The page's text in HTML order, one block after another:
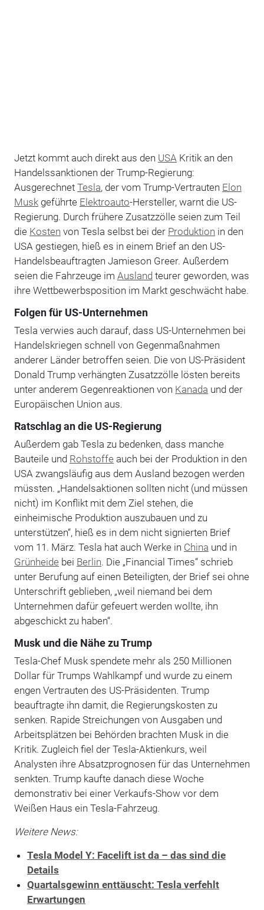
Jetzt kommt auch direkt aus den USA Kritik an den
Handelssanktionen der Trump-Regierung:
Ausgerechnet Tesla, der vom Trump-Vertrauten Elon
Muskgeführte Elektroauto-Hersteller, warnt die US-
Regierung. Durch frühere Zusatzzölle seien zum Teil
die Kosten von Tesla selbst bei der Produktion in den
USA gestiegen, hieß es in einem Brief an den US-
Handelsbeauftragten Jamieson Greer. Außerdem
seien die Fahrzeuge im Ausland teurer geworden, was
ihre Wettbewerbsposition im Markt geschwächt habe.
Folgen für US-Unternehmen
Tesla verwies auch darauf, dass US-Unternehmen bei
Handelskriegen schnell von Gegenmaßnahmen
anderer Länder betroffen seien. Die von US-Präsident
Donald Trump verhängten Zusatzzölle lösten bereits
unter anderem Gegenreaktionen von Kanada und der
Europäischen Union aus.
Ratschlag an die US-Regierung
Außerdem gab Tesla zu bedenken, dass manche
Bauteile und Rohstoffe auch bei der Produktion in den
USA zwangsläufig aus dem Ausland bezogen werden
müssten. „Handelsaktionen sollten nicht (und müssen
nicht) im Konflikt mit dem Ziel stehen, die
einheimische Produktion auszubauen und zu
unterstützen“, hieß es in dem nicht signierten Brief
vom 11. März. Tesla hat auch Werke in China und in
Grünheide bei Berlin. Die „Financial Times“ schrieb
unter Berufung auf einen Beteiligten, der Brief sei ohne
Unterschrift geblieben, „weil niemand bei dem
Unternehmen dafür gefeuert werden wollte, ihn
abgeschickt zu haben“.
Musk und die Nähe zu Trump
Tesla-Chef Musk spendete mehr als 250 Millionen
Dollar für Trumps Wahlkampf und wurde zu einem
engen Vertrauten des US-Präsidenten. Trump
beauftragte ihn damit, die Regierungskosten zu
senken. Rapide Streichungen von Ausgaben und
Arbeitsplätzen bei Behörden brachten Musk in die
Kritik. Zugleich fiel der Tesla-Aktienkurs, weil
Analysten ihre Absatzprognosen für das Unternehmen
senkten. Trump kaufte danach diese Woche
demonstrativ bei einer Verkaufs-Show vor dem
Weißen Haus ein Tesla-Fahrzeug.
Weitere News:
Tesla Model Y: Facelift ist da – das sind die
Details
Quartalsgewinn enttäuscht: Tesla verfehlt
Erwartungen